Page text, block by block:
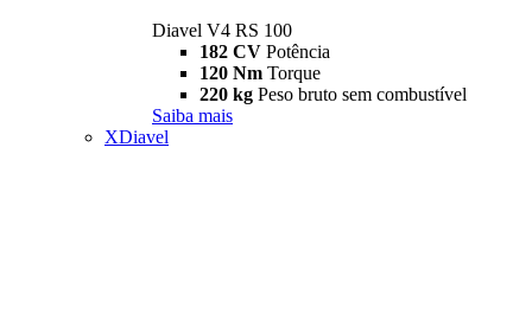
Diavel V4 RS 100
182 CV Potência
120 Nm Torque
220 kg Peso bruto sem combustível
Saiba mais
XDiavel